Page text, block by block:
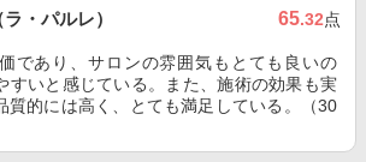
・パルレ） 65.32点
であり、サロンの雰囲気もとても良いの
すいと感じている。また、施術の効果も実
質的には高く、とても満足している。（30